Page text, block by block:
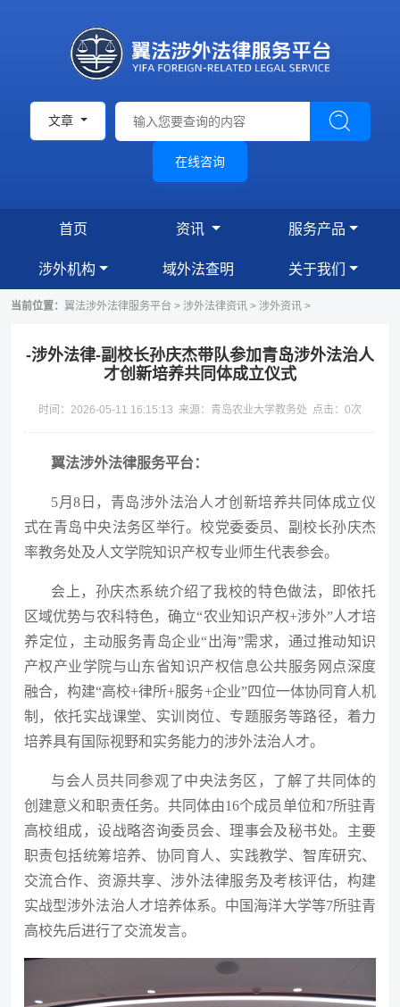
文章
在线咨询
首页 资讯 服务产品
涉外机构 域外法查明 关于我们
当前位置： 翼法涉外法律服务平台 > 涉外法律资讯 > 涉外资讯 >
-涉外法律-副校长孙庆杰带队参加青岛涉外法治人
才创新培养共同体成立仪式
时间：2026-05-11 16:15:13 来源：青岛农业大学教务处 点击： 0次
翼法涉外法律服务平台：
5月8日，青岛涉外法治人才创新培养共同体成立仪
式在青岛中央法务区举行。校党委委员、副校长孙庆杰
率教务处及人文学院知识产权专业师生代表参会。
会上，孙庆杰系统介绍了我校的特色做法，即依托
区域优势与农科特色，确立“农业知识产权+涉外”人才培
养定位，主动服务青岛企业“出海”需求，通过推动知识
产权产业学院与山东省知识产权信息公共服务网点深度
融合，构建“高校+律所+服务+企业”四位一体协同育人机
制，依托实战课堂、实训岗位、专题服务等路径，着力
培养具有国际视野和实务能力的涉外法治人才。
与会人员共同参观了中央法务区，了解了共同体的
创建意义和职责任务。共同体由16个成员单位和7所驻青
高校组成，设战略咨询委员会、理事会及秘书处。主要
职责包括统筹培养、协同育人、实践教学、智库研究、
交流合作、资源共享、涉外法律服务及考核评估，构建
实战型涉外法治人才培养体系。中国海洋大学等7所驻青
高校先后进行了交流发言。